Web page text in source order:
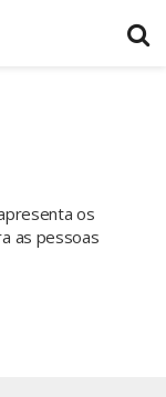
os
as pessoas